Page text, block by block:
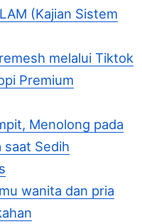
(Kajian Sistem
melalui Tiktok
Premium
Menolong pada
saat Sedih
wanita dan pria